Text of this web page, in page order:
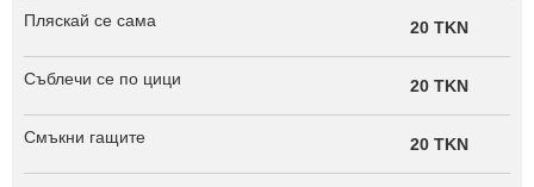
Пляскай се сама 20 TKN
Съблечи се по цици 20 TKN
Смъкни гащите 20 TKN